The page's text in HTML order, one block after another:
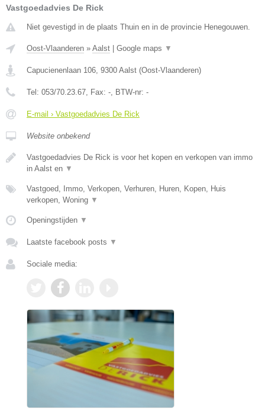
Vastgoedadvies De Rick
Niet gevestigd in de plaats Thuin en in de provincie Henegouwen.
Oost-Vlaanderen » Aalst Google maps ▼
Capucienenlaan 106 9300 Aalst (Oost-Vlaanderen)
Tel: 053/70.23.67 , Fax: - , BTW-nr: -
E-mail › Vastgoedadvies De Rick
Website onbekend
Vastgoedadvies De Rick is voor het kopen en verkopen van immo
in Aalst en ▼
Vastgoed, Immo, Verkopen, Verhuren, Huren, Kopen, Huis
verkopen, Woning ▼
Openingstijden ▼
Laatste facebook posts ▼
Sociale media: